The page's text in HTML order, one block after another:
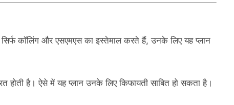
कॉलिंग और एसएमएस का इस्तेमाल करते हैं, उनके लिए यह प्लान
होती है। ऐसे में यह प्लान उनके लिए किफायती साबित हो सकता है।